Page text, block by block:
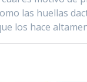
las huellas
los hace